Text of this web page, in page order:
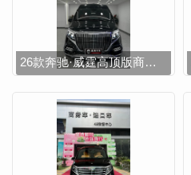
26款奔驰·威霆高顶版商务车